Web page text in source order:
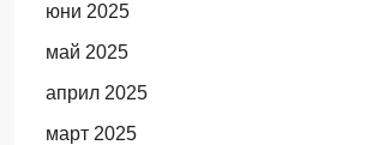
юни 2025
май 2025
април 2025
март 2025